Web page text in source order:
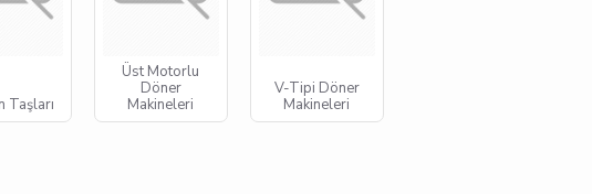
Taşları
Üst Motorlu
Döner
Makineleri
V-Tipi Döner
Makineleri